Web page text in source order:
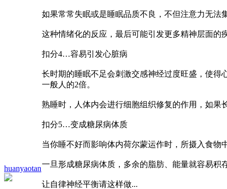
huanyaotan
如果常常失眠或是睡眠品质不良，不但注意力无
这种情绪化的反应，最后可能引发更多精神层面
扣分4…容易引发心脏病
长时期的睡眠不足会刺激交感神经过度旺盛，使得
一般人的2倍。
熟睡时，人体内会进行细胞组织修复的作用，如
扣分5…变成糖尿病体质
当你睡不好而影响体内荷尔蒙运作时，所摄入食
一旦形成糖尿病体质，多余的脂肪、能量就容易积
让自律神经平衡请这样做...